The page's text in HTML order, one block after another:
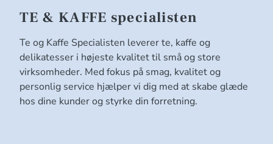
TE & KAFFE specialisten
Te og Kaffe Specialisten leverer te, kaffe og
delikatesser i højeste kvalitet til små og store
virksomheder. Med fokus på smag, kvalitet og
personlig service hjælper vi dig med at skabe glæde
hos dine kunder og styrke din forretning.